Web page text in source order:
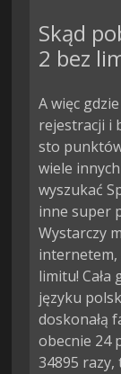
Skąd
2 bez
A więc
rejestracji i
sto
wiele
wyszukać
inne super
Wystarczy
internetem,
limitu!
języku
doskonałą
obecnie 24
34895